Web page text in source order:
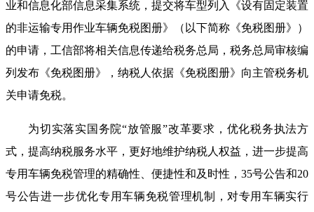
业和信息化部信息采集系统，提交将车型列入《设有固定装置
的非运输专用作业车辆免税图册》（以下简称《免税图册》）
的申请，工信部将相关信息传递给税务总局，税务总局审核编
列发布《免税图册》，纳税人依据《免税图册》向主管税务机
关申请免税。
为切实落实国务院“放管服”改革要求，优化税务执法方
式，提高纳税服务水平，更好地维护纳税人权益，进一步提高
专用车辆免税管理的精确性、便捷性和及时性，35号公告和20
号公告进一步优化专用车辆免税管理机制，对专用车辆实行